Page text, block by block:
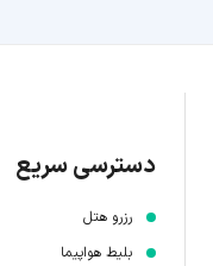
دسترسی سریع
رزرو هتل
بلیط هواپیما